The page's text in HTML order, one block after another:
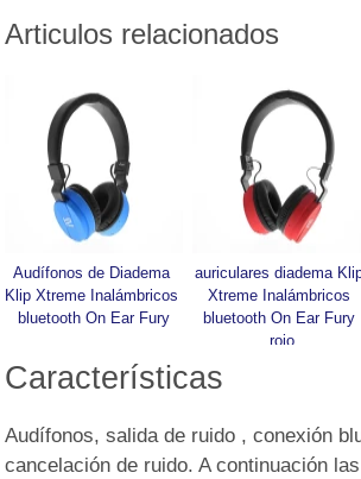
Articulos relacionados
Audífonos de Diadema
Klip Xtreme Inalámbricos
bluetooth On Ear Fury
auriculares diadema
Xtreme Inalámbricos
bluetooth On Ear Fury
rojo
Características
Audífonos, salida de ruido , conexión
cancelación de ruido. A continuación